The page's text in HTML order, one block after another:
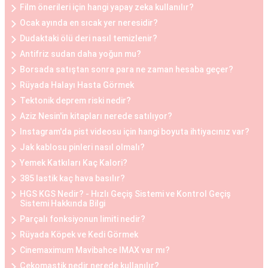
kadınlar, göğüs küçültme estetiğini tercih
edebilirler. Bu operasyon, göğüs dokusunun ve
yağın çıkarılması ile gerçekleştirilir. Göğüs
küçültme estetiği, sırt ve boyun ağrılarını
hafifletmek, postürü düzeltmek ve günlük yaşam
kalitesini artırmak isteyen kadınlar arasında
oldukça yaygındır.
Göğüs Küçültme ve Büyütme Öncesi ve Sonrası
Göğüs estetiği operasyonları öncesinde ve
sonrasında belirli adımlar takip edilir. Operasyon
öncesinde, hasta ile detaylı bir görüşme yapılır,
beklentiler belirlenir ve uygun bir planlama yapılır.
Operasyon sonrasında ise hasta, iyileşme
sürecine uygun olarak belirli bir süre doktorun
önerdiği yönergeleri takip etmelidir. Her iki
durumda da hasta, cerrahi müdahalenin etkilerini
Film önerileri için hangi yapay zeka kullanılır?
Ocak ayında en sıcak yer neresidir?
Dudaktaki ölü deri nasıl temizlenir?
Antifriz sudan daha yoğun mu?
Borsada satıştan sonra para ne zaman hesaba geçer?
Rüyada Halayı Hasta Görmek
Tektonik deprem riski nedir?
Aziz Nesin'in kitapları nerede satılıyor?
Instagram'da pist videosu için hangi boyuta ihtiyacınız var?
Jak kablosu pinleri nasıl olmalı?
Yemek Katkıları Kaç Kalori?
385 lastik kaç hava basılır?
HGS KGS Nedir? - Hızlı Geçiş Sistemi ve Kontrol Geçiş
Sistemi Hakkında Bilgi
Parçalı fonksiyonun limiti nedir?
Rüyada Köpek ve Kedi Görmek
Cinemaximum Mavibahce IMAX var mı?
Çekomastik nedir nerede kullanılır?